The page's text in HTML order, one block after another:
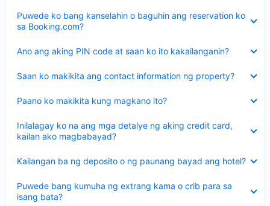
Puwede ko bang kanselahin o baguhin ang reservation ko
sa Booking.com?
ang
sagot
Ano ang aking PIN code at saan ko ito kakailanganin?
ang
Saan ko makikita ang contact information ng property?
ang
Paano ko makikita kung magkano ito?
ang
Inilalagay ko na ang mga detalye ng aking credit card,
kailan ako magbabayad?
ang
sagot
Kailangan ba ng deposito o ng paunang bayad ang hotel?
ang
Puwede bang kumuha ng extrang kama o crib para sa
isang bata?
ang
sagot